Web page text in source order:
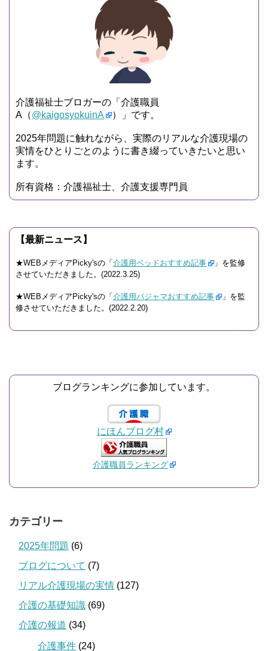
介護福祉士ブロガーの「介護職員
A（@kaigosyokuinA ）」です。
2025年問題に触れながら、実際のリアルな介護現場の
実情をひとりごとのように書き綴っていきたいと思い
ます。
所有資格：介護福祉士、介護支援専門員
【最新ニュース】
★WEBメディアPicky'sの「 介護用ベッドおすすめ記事
」を監修
させていただきました。(2022.3.25)
★WEBメディアPicky'sの「 介護用パジャマおすすめ記事
」を監
修させていただきました。(2022.2.20)
ブログランキングに参加しています。
にほんブログ村
介護職員ランキング
カテゴリー
2025年問題 (6)
ブログについて (7)
リアル介護現場の実情 (127)
介護の基礎知識 (69)
介護の報道 (34)
介護事件 (24)